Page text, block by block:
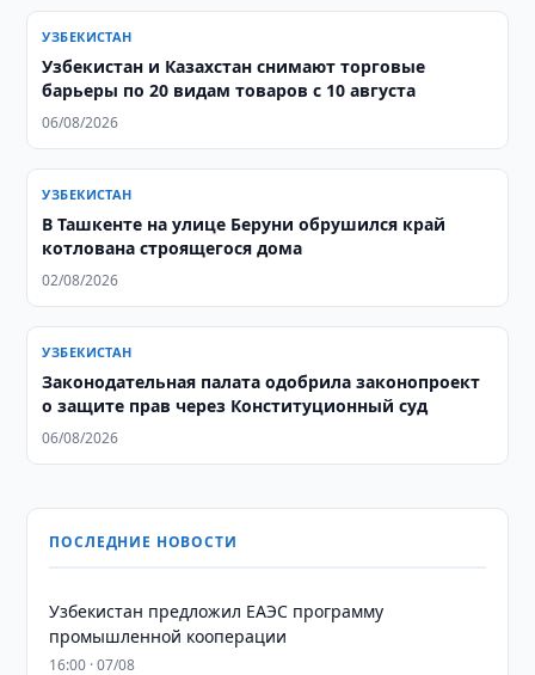
УЗБЕКИСТАН
Узбекистан и Казахстан снимают торговые
барьеры по 20 видам товаров с 10 августа
06/08/2026
УЗБЕКИСТАН
В Ташкенте на улице Беруни обрушился край
котлована строящегося дома
02/08/2026
УЗБЕКИСТАН
Законодательная палата одобрила законопроект
о защите прав через Конституционный суд
06/08/2026
ПОСЛЕДНИЕ НОВОСТИ
Узбекистан предложил ЕАЭС программу
промышленной кооперации
16:00 · 07/08